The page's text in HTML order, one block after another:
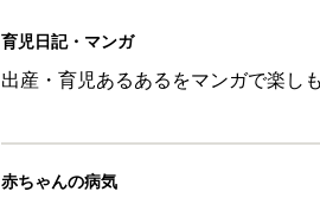
育児日記・マンガ
出産・育児あるあるをマンガで楽し
赤ちゃんの病気